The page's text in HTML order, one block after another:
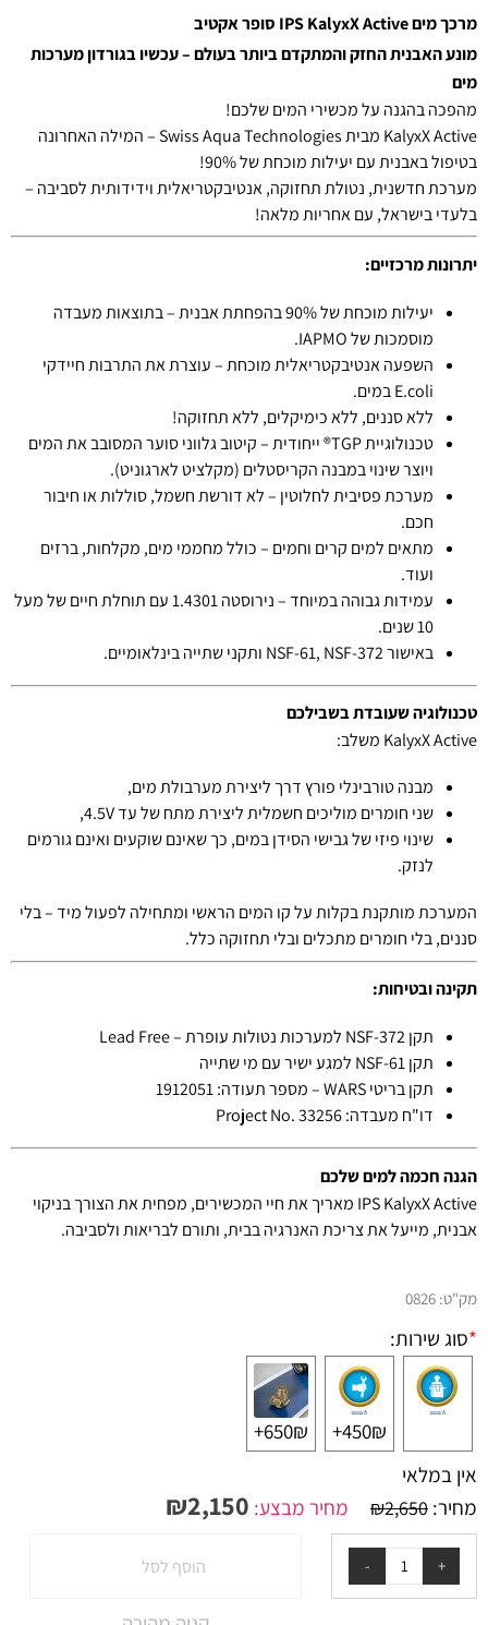
מרכך מים IPS KalyxX Active סופר אקטיב
מונע האבנית החזק והמתקדם ביותר בעולם – עכשיו בגורדון מערכות
מים
מהפכה בהגנה על מכשירי המים שלכם!
KalyxX Active מבית Swiss Aqua Technologies – המילה האחרונה
בטיפול באבנית עם יעילות מוכחת של 90%!
מערכת חדשנית, נטולת תחזוקה, אנטיבקטריאלית וידידותית לסביבה –
בלעדי בישראל, עם אחריות מלאה!
יתרונות מרכזיים:
יעילות מוכחת של 90% בהפחתת אבנית – בתוצאות מעבדה
מוסמכות של IAPMO.
השפעה אנטיבקטריאלית מוכחת – עוצרת את התרבות חיידקי
E.coli במים.
ללא סננים, ללא כימיקלים, ללא תחזוקה!
טכנולוגיית TGP® ייחודית – קיטוב גלווני סוער המסובב את המים
ויוצר שינוי במבנה הקריסטלים (מקלציט לארגוניט).
מערכת פסיבית לחלוטין – לא דורשת חשמל, סוללות או חיבור
חכם.
מתאים למים קרים וחמים – כולל מחממי מים, מקלחות, ברזים
ועוד.
עמידות גבוהה במיוחד – נירוסטה 1.4301 עם תוחלת חיים של מעל
10 שנים.
באישור NSF-61, NSF-372 ותקני שתייה בינלאומיים.
טכנולוגיה שעובדת בשבילכם
KalyxX Active משלב:
מבנה טורבינלי פורץ דרך ליצירת מערבולת מים,
שני חומרים מוליכים חשמלית ליצירת מתח של עד 4.5V,
שינוי פיזי של גבישי הסידן במים, כך שאינם שוקעים ואינם גורמים
לנזק.
המערכת מותקנת בקלות על קו המים הראשי ומתחילה לפעול מיד – בלי
סננים, בלי חומרים מתכלים ובלי תחזוקה כלל.
תקינה ובטיחות:
תקן NSF-372 למערכות נטולות עופרת – Lead Free
תקן NSF-61 למגע ישיר עם מי שתייה
תקן בריטי WARS – מספר תעודה: 1912051
דו"ח מעבדה: Project No. 33256
הגנה חכמה למים שלכם
IPS KalyxX Active מאריך את חיי המכשירים, מפחית את הצורך בניקוי
אבנית, מייעל את צריכת האנרגיה בבית, ותורם לבריאות ולסביבה.
מק"ט: 0826
*סוג שירות:
450₪+
650₪+
אין במלאי
מחיר:
₪2,650 מחיר מבצע: ₪2,150
הוסף לסל